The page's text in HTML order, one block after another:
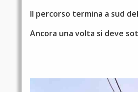
Il percorso termina a sud
Ancora una volta si deve